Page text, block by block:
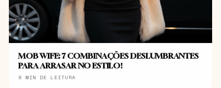
MOB WIFE: 7 COMBINAÇÕES DESLUMBRANTES
PARA ARRASAR NO ESTILO!
8 MIN DE LEITURA